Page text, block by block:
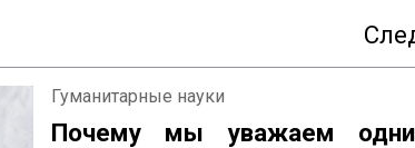
Гуманитарные науки
Почему мы уважаем